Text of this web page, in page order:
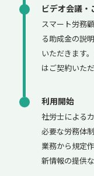
ビデオ会議・
スマート労務
る助成金の説
いただきます
はご契約いただ
利用開始
社労士による
必要な労務体
業務から規定
新情報の提供